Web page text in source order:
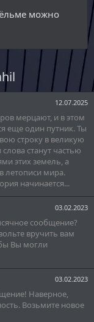
можно
12.07.2025
мерцают, и в этом
еще один путник. Ты
строку в великую
станут частью
этих земель, а
летописи мира.
начинается...
03.02.2023
сообщение?
вручить вам
Вы могли
03.02.2023
Наверное,
Возьмите новое